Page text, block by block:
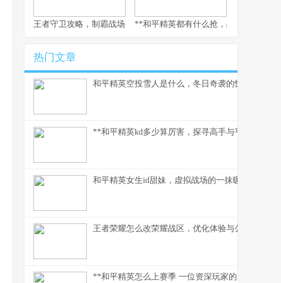
王者守卫攻略，制霸战场的不败法则，副标题，资深玩家的战术精
**和平精英都有什么抢，战术对决的核
热门文章
和平精英空投雪人是什么，冬日奇袭的惊喜彩蛋
**和平精英kd多少算厉害，探寻高手与平民的真实
和平精英女生id甜妹，虚拟战场的一抹暖色，副标
王者荣耀怎么改荣耀战区，优化体验与公平之路
**和平精英怎么上赛季 一位资深玩家的赛季实战